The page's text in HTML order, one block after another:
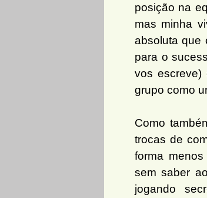
posição na
mas minha
absoluta que
para o
vos escreve)
grupo como
Como
trocas de
forma
sem saber
jogando